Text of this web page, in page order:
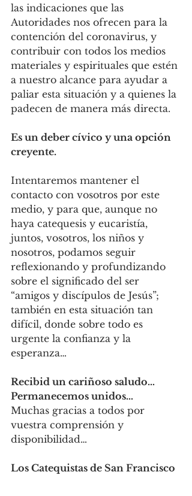
las indicaciones que las
Autoridades nos ofrecen para la
contención del coronavirus, y
contribuir con todos los medios
materiales y espirituales que estén
a nuestro alcance para ayudar a
paliar esta situación y a quienes la
padecen de manera más directa.
Es un deber cívico y una opción
creyente.
Intentaremos mantener el
contacto con vosotros por este
medio, y para que, aunque no
haya catequesis y eucaristía,
juntos, vosotros, los niños y
nosotros, podamos seguir
reflexionando y profundizando
sobre el significado del ser
“amigos y discípulos de Jesús”;
también en esta situación tan
difícil, donde sobre todo es
urgente la confianza y la
esperanza…
Recibid un cariñoso saludo…
Permanecemos unidos…
Muchas gracias a todos por
vuestra comprensión y
disponibilidad…
Los Catequistas de San Francisco